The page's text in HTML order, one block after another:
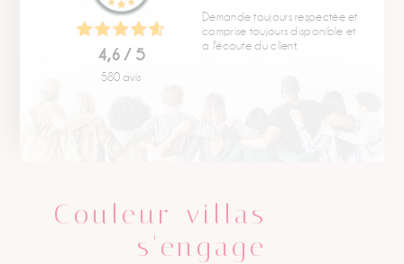
Couleur villas
s'engage
4,6 / 5
580 avis
Demande toujours respectée et
comprise toujours disponible et
a l'écoute du client.